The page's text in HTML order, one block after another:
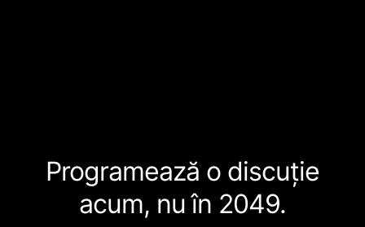
Programează o discuție
acum, nu în 2049.